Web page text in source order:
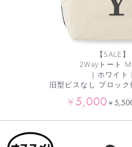
【SALE】
2Wayトート
｜ホワイト｜
旧型ビスなし ブロッ
¥5,000 ¥